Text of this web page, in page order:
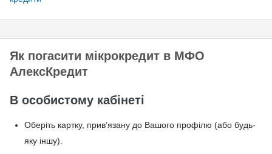
Термінал
Термінал
Як погасити мікрокредит в МФО
АлексКредит
В особистому кабінеті
Оберіть картку, прив’язану до Вашого профілю (або будь-
яку іншу).